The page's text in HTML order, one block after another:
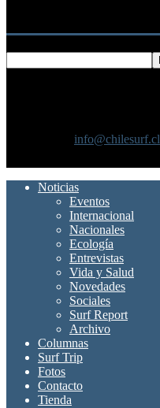
info@chilesurf.cl
Noticias
Eventos
Internacional
Nacionales
Ecología
Entrevistas
Vida y Salud
Novedades
Sociales
Surf Report
Archivo
Columnas
Surf Trip
Fotos
Contacto
Tienda